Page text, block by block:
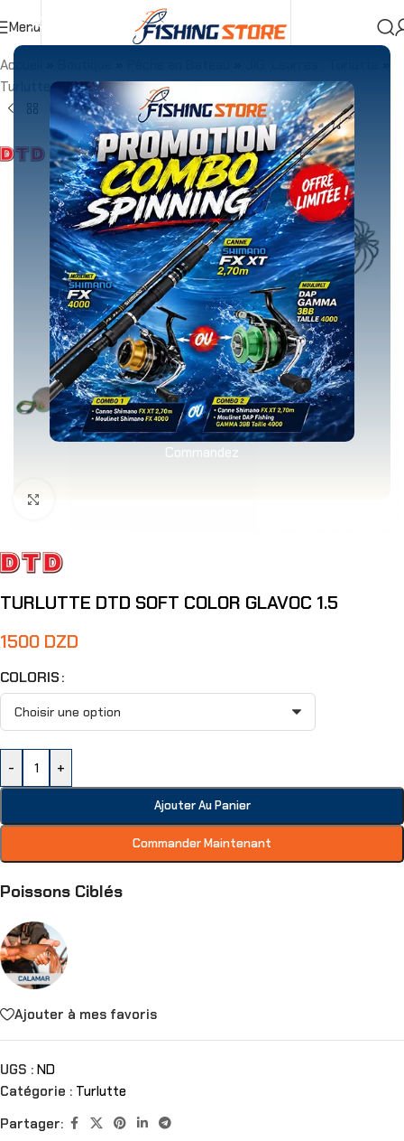
Commandez
Menu
Accueil
Turlutte »TURLUTTE DTD SOFT COLOR GLAVOC 1.5
TURLUTTE DTD SOFT COLOR GLAVOC 1.5
1500 DZD
COLORIS
- +
Ajouter Au Panier
Commander Maintenant
Poissons Ciblés
Ajouter à mes favoris
UGS : ND
Catégorie : Turlutte
Partager: